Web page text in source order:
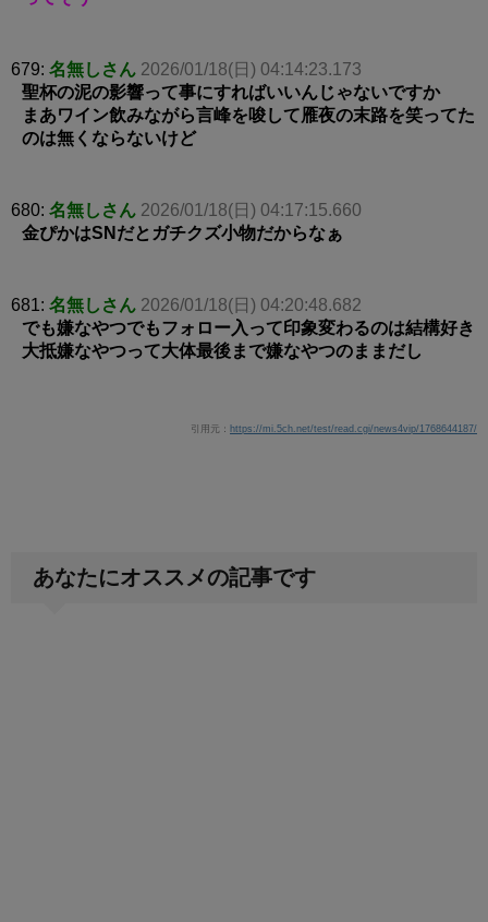
679: 名無しさん 2026/01/18(日) 04:14:23.173
聖杯の泥の影響って事にすればいいんじゃないですか
まあワイン飲みながら言峰を唆して雁夜の末路を笑ってた
のは無くならないけど
680: 名無しさん 2026/01/18(日) 04:17:15.660
金ぴかはSNだとガチクズ小物だからなぁ
681: 名無しさん 2026/01/18(日) 04:20:48.682
でも嫌なやつでもフォロー入って印象変わるのは結構好き
大抵嫌なやつって大体最後まで嫌なやつのままだし
引用元： https://mi.5ch.net/test/read.cgi/news4vip/1768644187/
あなたにオススメの記事です